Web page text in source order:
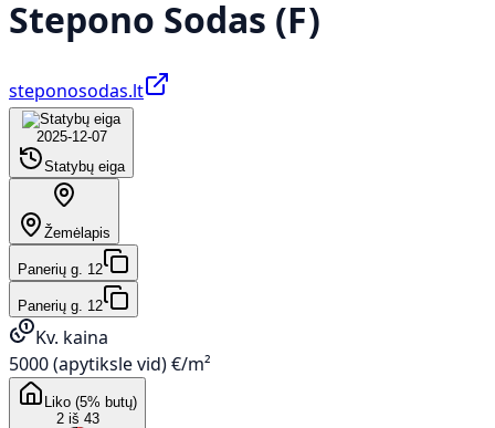
Stepono Sodas (F)
steponosodas.lt
2025-12-07
Statybų eiga
Žemėlapis
Panerių g. 12
Panerių g. 12
Kv. kaina
5000 (apytiksle vid) €/m²
Liko (5% butų)
2 iš 43